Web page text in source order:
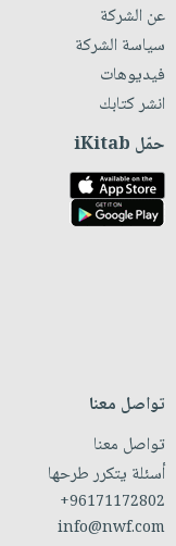
عن الشركة
سياسة الشركة
فيديوهات
انشر كتابك
حمّل iKitab
تواصل معنا
تواصل معنا
أسئلة يتكرر طرحها
+96171172802
info@nwf.com